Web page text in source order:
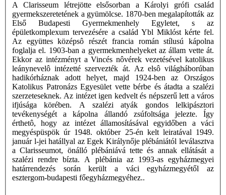
A Clarisseum létrejötte elsősorban a Károlyi grófi család
gyermekszeretetének a gyümölcse. 1870-ben megalapították az
Első Budapesti Gyermekmenhely Egyletet, s az
épületkomplexum tervezésére a család Ybl Miklóst kérte fel.
Az együttes középsô részét francia román stílusú kápolna
foglalja el. 1903-ban a gyermekmenhelyeket az állam vette át.
Ekkor az intézményt a Vincés nôvérek vezetésével katolikus
leánynevelô intézetté szervezték át. Az elsô világháborúban
hadikórháznak adott helyet, majd 1924-ben az Országos
Katolikus Patronázs Egyesület vette bérbe és átadta a szalézi
szerzeteseknek. Az intézet igen kedvelt és népszerű lett a város
ifjúsága körében. A szalézi atyák gondos lelkipásztori
tevékenységét a kápolna állandó zsúfoltsága jelezte. Így
érthetô, hogy az intézet államosításával egyidőben a váci
megyéspüspök úr 1948. október 25-én kelt leiratával 1949.
január l-jei hatállyal az Egek Királynője plébániától leválasztva
a Clarisseumot, önálló plébániává tette és annak ellátását a
szalézi rendre bízta. A plébánia az 1993-as egyházmegyei
határrendezés során került a váci egyházmegyétől az
esztergom-budapesti főegyházmegyéhez..